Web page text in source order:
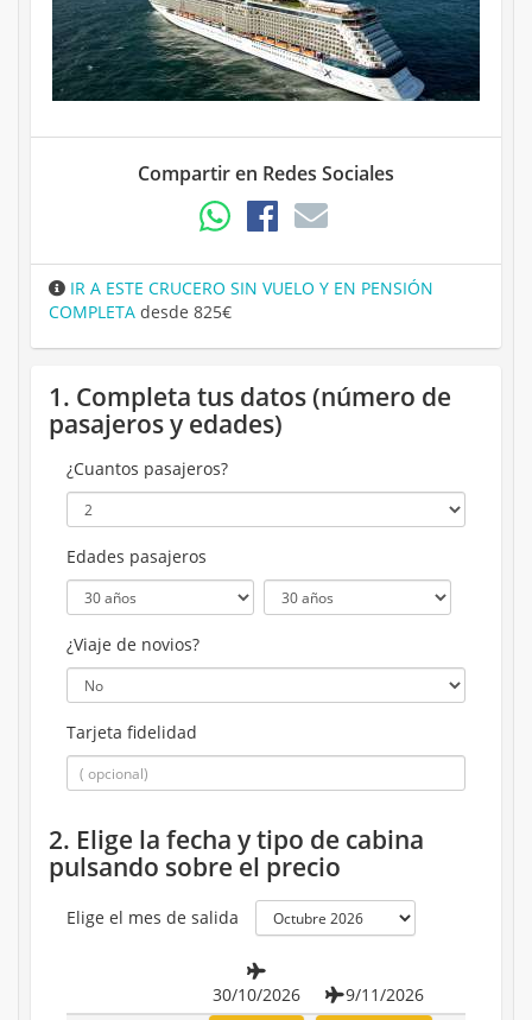
Compartir en Redes Sociales
IR A ESTE CRUCERO SIN VUELO Y EN PENSIÓN
COMPLETA desde 825€
1. Completa tus datos (número de
pasajeros y edades)
¿Cuantos pasajeros?
Edades pasajeros
¿Viaje de novios?
Tarjeta fidelidad
2. Elige la fecha y tipo de cabina
pulsando sobre el precio
Elige el mes de salida
30/10/2026 9/11/2026